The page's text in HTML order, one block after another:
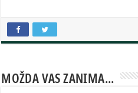
MOŽDA VAS ZANIMA...